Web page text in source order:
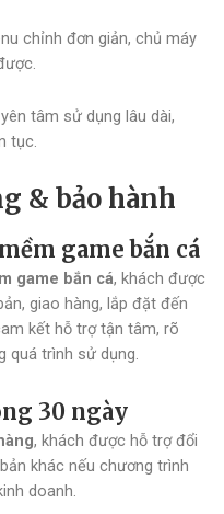
chỉnh đơn giản, chủ máy
yên tâm sử dụng lâu dài,
tục.
& bảo hành
game bắn cá
game bắn cá, khách được
giao hàng, lắp đặt đến
kết hỗ trợ tận tâm, rõ
quá trình sử dụng.
30 ngày
, khách được hỗ trợ đổi
khác nếu chương trình
doanh.